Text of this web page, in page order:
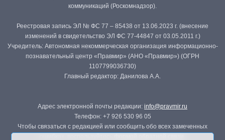
коммуникаций (Роскомнадзор).
Реестровая запись ЭЛ № ФС 77 – 85438 от 13.06.2023 г. (внесение
изменений в свидетельство ЭЛ ФС 77-44847 от 03.05.2011 г.)
Учредитель: Автономная некоммерческая организация информационно-
познавательный центр «Правмир» (АНО «Правмир») (ОГРН
1107799036730)
Главный редактор: Данилова А.А.
Адрес электронной почты редакции: info@pravmir.ru
Телефон: +7 926 530 96 05
Чтобы связаться с редакцией или сообщить обо всех замеченных